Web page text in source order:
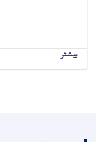
بیشتر